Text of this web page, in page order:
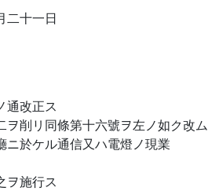
二十一日
通改正ス
ヲ削リ同條第十六號ヲ左ノ如ク改ム
ニ於ケル通信又ハ電燈ノ現業
ヲ施行ス